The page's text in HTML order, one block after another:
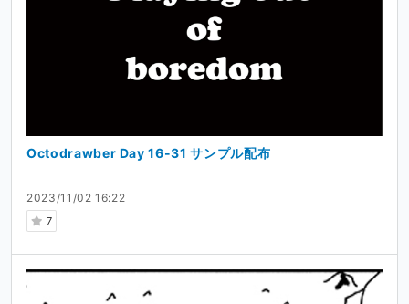
2023/11/02 16:22
7
Octodrawber Day 16-31 サンプル配布